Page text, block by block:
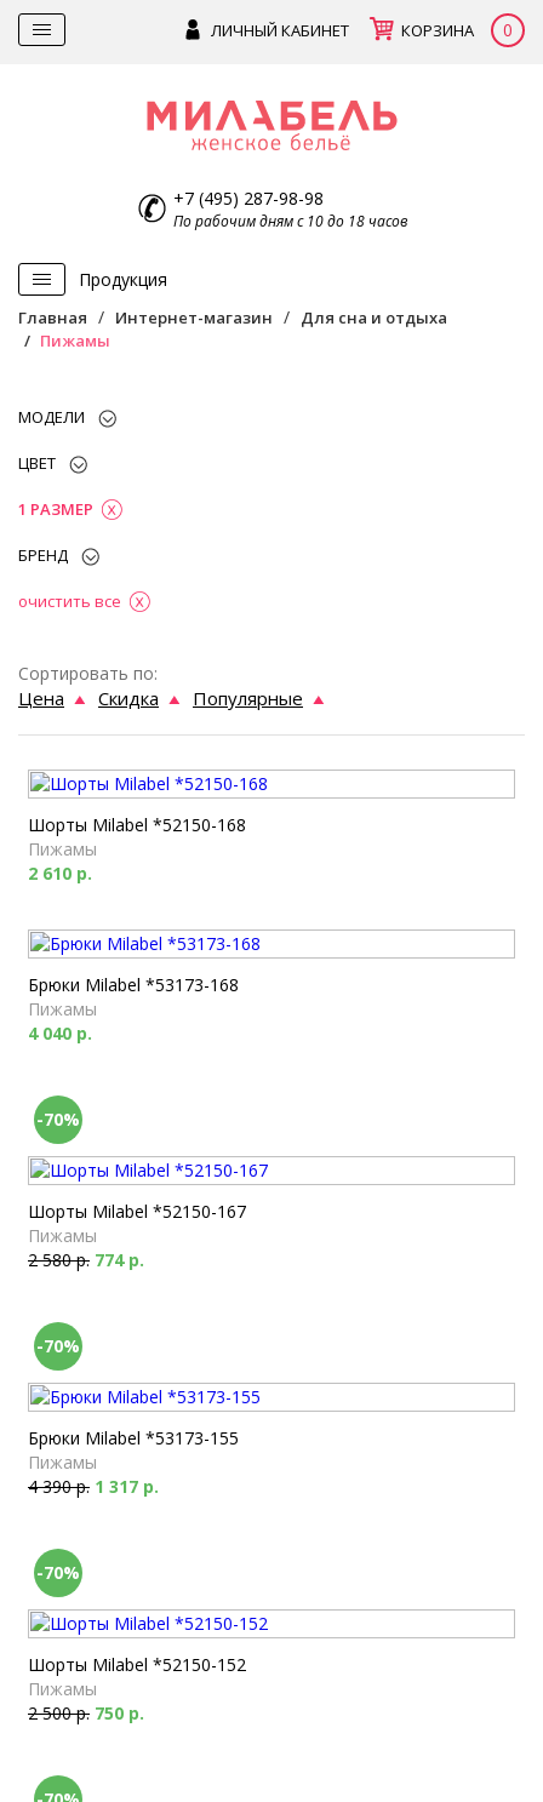
ЛИЧНЫЙ КАБИНЕТ КОРЗИНА 0
+7 (495) 287-98-98
По рабочим дням с 10 до 18 часов
Продукция
Главная Интернет-магазин
Для сна и отдыха
Пижамы
МОДЕЛИ
ЦВЕТ
1 РАЗМЕР
БРЕНД
очистить все
Сортировать по:
Цена Скидка Популярные
Шорты Milabel *52150-168
Пижамы
2 610 р.
Брюки Milabel *53173-168
Пижамы
4 040 р.
-70%
Шорты Milabel *52150-167
Пижамы
2 580 р. 774 р.
-70%
Брюки Milabel *53173-155
Пижамы
4 390 р. 1 317 р.
-70%
Шорты Milabel *52150-152
Пижамы
2 500 р. 750 р.